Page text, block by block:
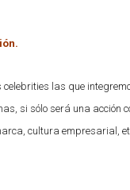
las que
si sólo será una acción
cultura empresarial,